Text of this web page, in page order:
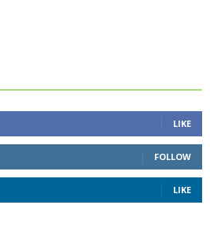
LIKE
FOLLOW
LIKE